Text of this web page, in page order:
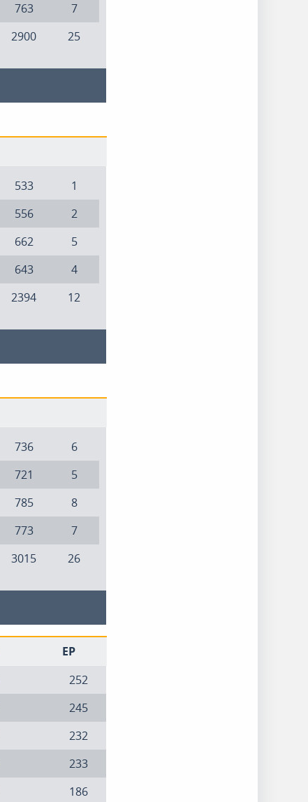
763
7
2900 25
533
1
556
2
662
5
643
4
2394 12
736
6
721
5
785
8
773
7
3015 26
EP
252
245
232
233
186